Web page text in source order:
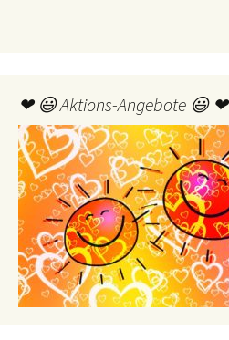
❤ 😃 Aktions-Angebote 😃 ❤